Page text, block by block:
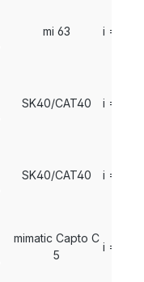
mi 63 i = 1 : 1
SK40/CAT40 i = 1 : 1
SK40/CAT40 i = 1 : 1
mimatic Capto C
5
i = 1 : 1